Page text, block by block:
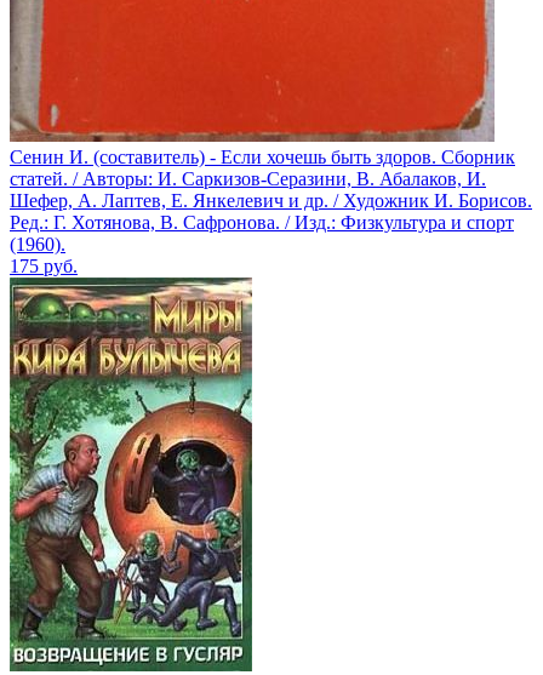
Сенин И. (составитель) - Если хочешь быть здоров. Сборник
статей. / Авторы: И. Саркизов-Серазини, В. Абалаков, И.
Шефер, А. Лаптев, Е. Янкелевич и др. / Художник И. Борисов.
Ред.: Г. Хотянова, В. Сафронова. / Изд.: Физкультура и спорт
(1960).
175 руб.